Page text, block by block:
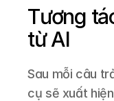
Tương
từ AI
Sau mỗi câu
cụ sẽ xuất